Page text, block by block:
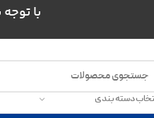
با توجه
دسته بندی